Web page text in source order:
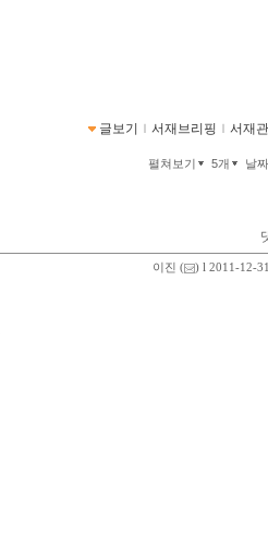
글보기 ｌ 서재브리핑 ｌ 서재
펼쳐보기 5개 날
이진 ( ) l 2011-12-